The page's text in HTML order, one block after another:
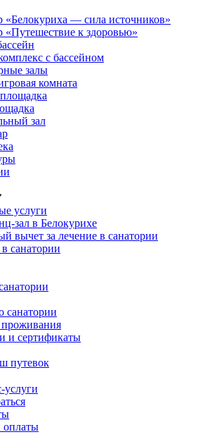
«Белокуриха — сила источников»
«Путешествие к здоровью»
с бассейном
залы
комната
зал
услуги
зал в Белокурихе
вычет за лечение в санатории
санатории
санатории
и сертификаты
путевок
услуги